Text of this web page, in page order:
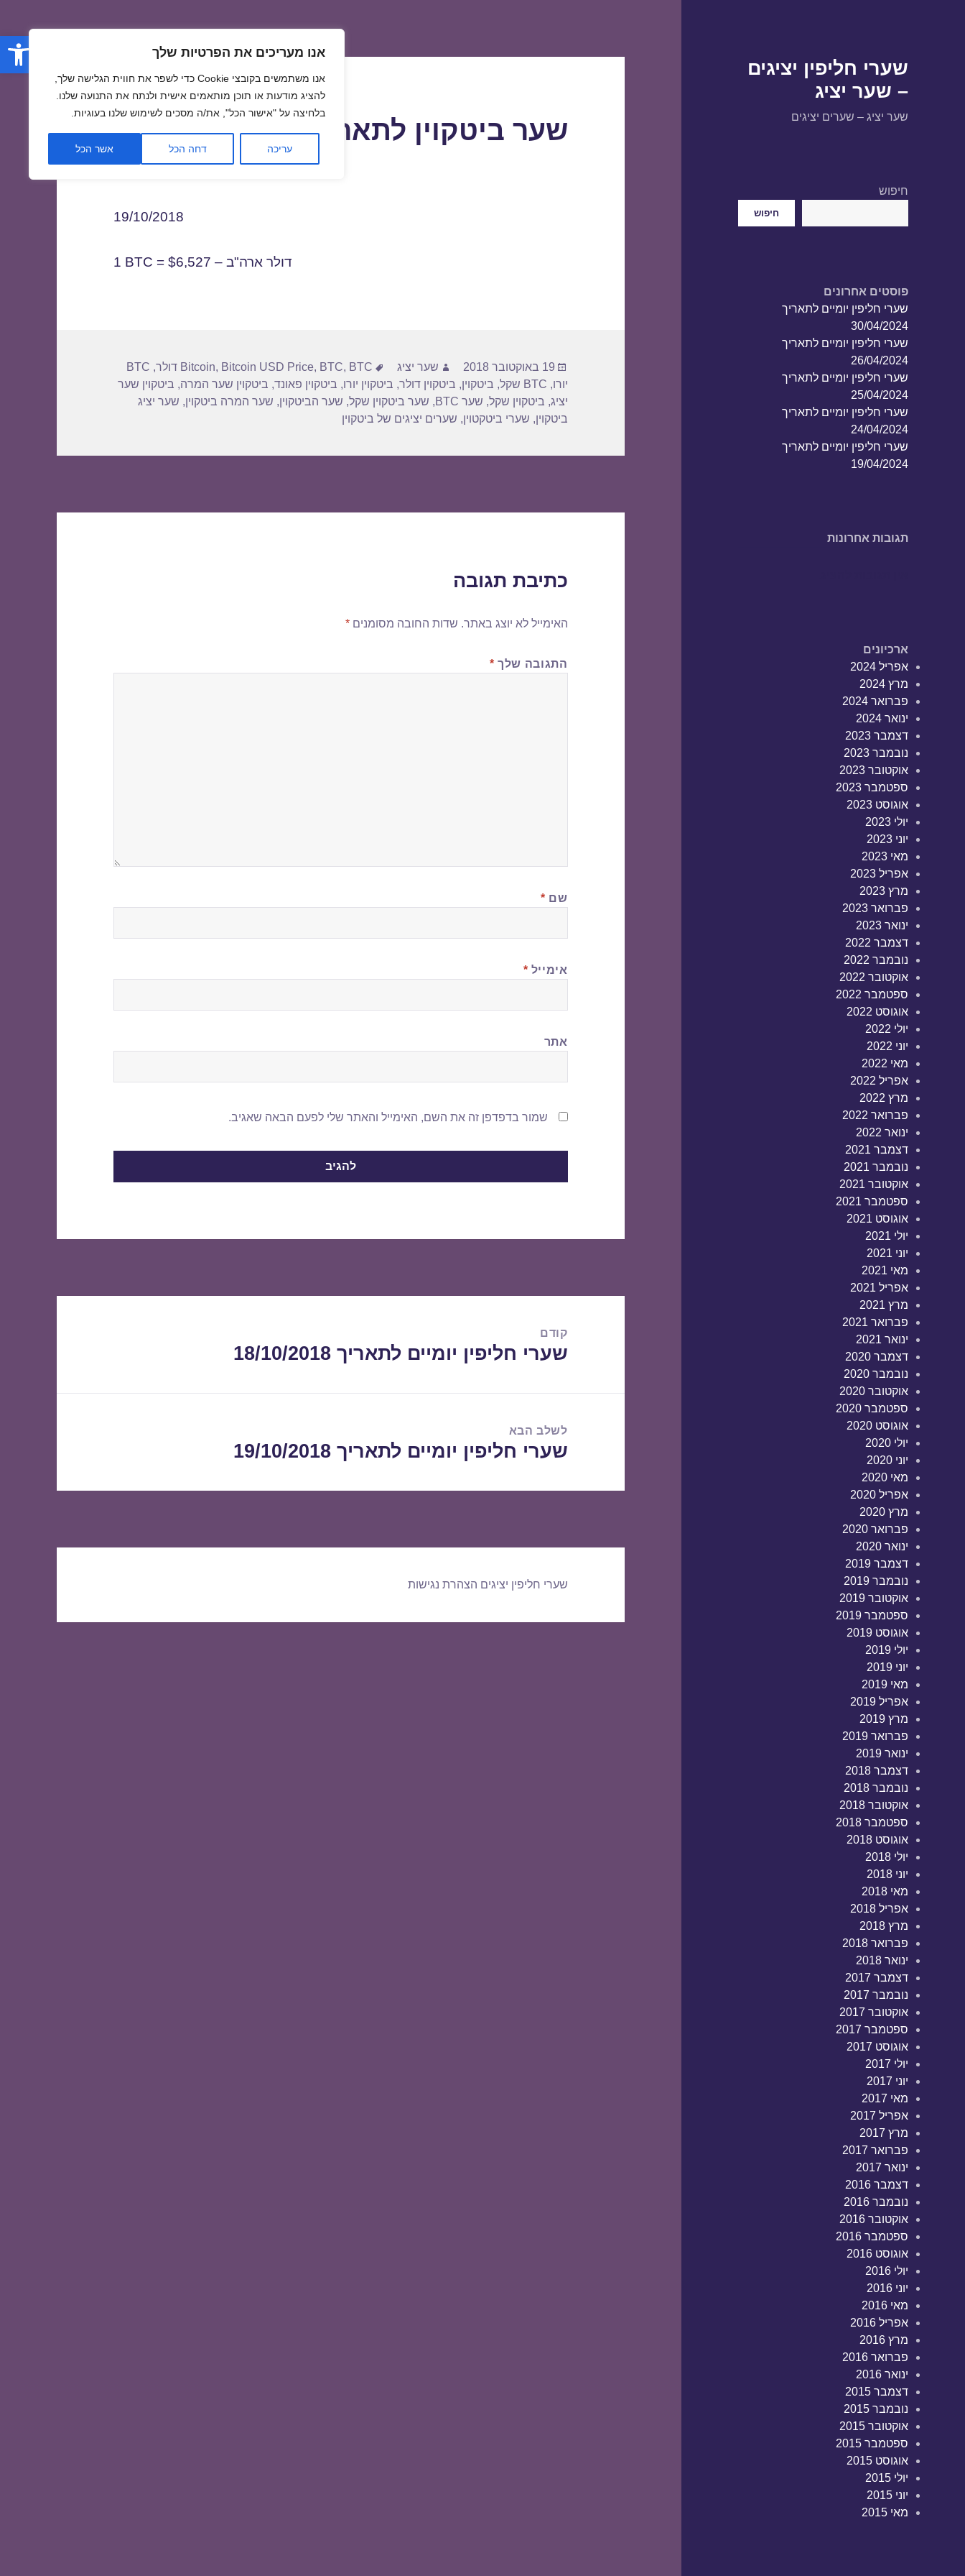
פתח אנו מעריכים את הפרטיות שלך
אנו משתמשים בקובצי Cookie כדי לשפר את חווית הגלישה שלך,
להציג מודעות או תוכן מותאמים אישית ולנתח את התנועה שלנו.
בלחיצה על "אישור הכל", את/ה מסכים לשימוש שלנו בעוגיות.
עריכה דחה הכל אשר הכל
שערי חליפין יציגים
– שער יציג
שער יציג – שערים יציגים
חיפוש
חיפוש
פוסטים אחרונים
שערי חליפין יומיים לתאריך
30/04/2024
שערי חליפין יומיים לתאריך
26/04/2024
שערי חליפין יומיים לתאריך
25/04/2024
שערי חליפין יומיים לתאריך
24/04/2024
שערי חליפין יומיים לתאריך
19/04/2024
תגובות אחרונות
ארכיונים
אפריל 2024
מרץ 2024
פברואר 2024
ינואר 2024
דצמבר 2023
נובמבר 2023
אוקטובר 2023
ספטמבר 2023
אוגוסט 2023
יולי 2023
יוני 2023
מאי 2023
אפריל 2023
מרץ 2023
פברואר 2023
ינואר 2023
דצמבר 2022
נובמבר 2022
אוקטובר 2022
ספטמבר 2022
אוגוסט 2022
יולי 2022
יוני 2022
מאי 2022
אפריל 2022
מרץ 2022
פברואר 2022
ינואר 2022
דצמבר 2021
נובמבר 2021
אוקטובר 2021
ספטמבר 2021
אוגוסט 2021
יולי 2021
יוני 2021
מאי 2021
אפריל 2021
מרץ 2021
פברואר 2021
ינואר 2021
דצמבר 2020
נובמבר 2020
אוקטובר 2020
ספטמבר 2020
אוגוסט 2020
יולי 2020
יוני 2020
מאי 2020
אפריל 2020
מרץ 2020
פברואר 2020
ינואר 2020
דצמבר 2019
נובמבר 2019
אוקטובר 2019
ספטמבר 2019
אוגוסט 2019
יולי 2019
יוני 2019
מאי 2019
אפריל 2019
מרץ 2019
פברואר 2019
ינואר 2019
דצמבר 2018
נובמבר 2018
אוקטובר 2018
ספטמבר 2018
אוגוסט 2018
יולי 2018
יוני 2018
מאי 2018
אפריל 2018
מרץ 2018
פברואר 2018
ינואר 2018
דצמבר 2017
נובמבר 2017
אוקטובר 2017
ספטמבר 2017
אוגוסט 2017
יולי 2017
יוני 2017
מאי 2017
אפריל 2017
מרץ 2017
פברואר 2017
ינואר 2017
דצמבר 2016
נובמבר 2016
אוקטובר 2016
ספטמבר 2016
אוגוסט 2016
יולי 2016
יוני 2016
מאי 2016
אפריל 2016
מרץ 2016
פברואר 2016
ינואר 2016
דצמבר 2015
נובמבר 2015
אוקטובר 2015
ספטמבר 2015
אוגוסט 2015
יולי 2015
יוני 2015
מאי 2015
שער ביטקוין לתאריך 19/10/2018
19/10/2018
1 BTC = $6,527 – דולר ארה"ב
פורסם
בתאריך
19 באוקטובר 2018 מחבר
שער יציג תגיות Bitcoin, Bitcoin USD Price, BTC, BTC דולר ,
BTC
יורו, BTC שקל , ביטקוין, ביטקוין דולר, ביטקוין יורו, ביטקוין פאונד, ביטקוין שער המרה, ביטקוין שער
יציג, ביטקוין שקל, שער BTC , שער ביטקוין שקל, שער הביטקוין, שער המרה ביטקוין, שער יציג
ביטקוין, שערי ביטקטוין, שערים יציגים של ביטקוין
כתיבת תגובה
האימייל לא יוצג באתר. שדות החובה מסומנים*
התגובה שלך *
שם *
אימייל *
אתר
שמור בדפדפן זה את השם, האימייל והאתר שלי לפעם הבאה שאגיב.
קודם
הפוסט
שערי חליפין יומיים לתאריך 18/10/2018
לשלב הבא
הפוסט
שערי חליפין יומיים לתאריך 19/10/2018
שערי חליפין יציגים הצהרת נגישות